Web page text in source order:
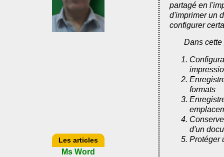
Les articles
Ms Word
partagé en
d'imprimer un
configurer
Dans cette
formats
d'un
Protéger